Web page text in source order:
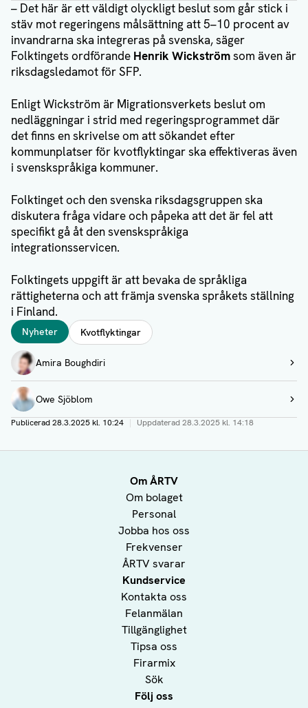
– Det här är ett väldigt olyckligt beslut som går stick i
stäv mot regeringens målsättning att 5–10 procent av
invandrarna ska integreras på svenska, säger
Folktingets ordförande Henrik Wickströmsom även är
riksdagsledamot för SFP.
Enligt Wickström är Migrationsverkets beslut om
nedläggningar i strid med regeringsprogrammet där
det finns en skrivelse om att sökandet efter
kommunplatser för kvotflyktingar ska effektiveras även
i svenskspråkiga kommuner.
Folktinget och den svenska riksdagsgruppen ska
diskutera fråga vidare och påpeka att det är fel att
specifikt gå åt den svenskspråkiga
integrationsservicen.
Folktingets uppgift är att bevaka de språkliga
rättigheterna och att främja svenska språkets ställning
i Finland.
Taggar
Nyheter Kvotflyktingar
Författare
Amira Boughdiri
Visa profil
Owe Sjöblom
Visa profil
Publicerad28.3.2025 kl. 10:24 | Uppdaterad28.3.2025 kl. 14:18
Om ÅRTV
Om bolaget
Personal
Jobba hos oss
Frekvenser
ÅRTV svarar
Kundservice
Kontakta oss
Felanmälan
Tillgänglighet
Tipsa oss
Firarmix
Sök
Följ oss